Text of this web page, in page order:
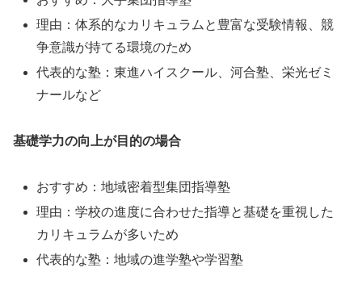
理由：体系的なカリキュラムと豊富な受験情報、競
争意識が持てる環境のため
代表的な塾：東進ハイスクール、河合塾、栄光ゼミ
ナールなど
基礎学力の向上が目的の場合
おすすめ：地域密着型集団指導塾
理由：学校の進度に合わせた指導と基礎を重視した
カリキュラムが多いため
代表的な塾：地域の進学塾や学習塾